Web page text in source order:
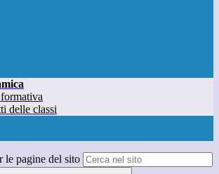
delle classi
le pagine del sito